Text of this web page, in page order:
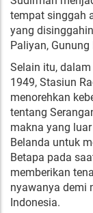
tempat singgah
yang
Paliyan, Gunung
Selain itu,
1949, Stasiun
menorehkan
tentang
makna yang
Belanda untuk
Betapa pada
memberikan
nyawanya demi
Indonesia.